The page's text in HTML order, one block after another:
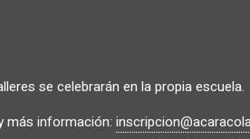
se celebrarán en la propia escuela.
más información: